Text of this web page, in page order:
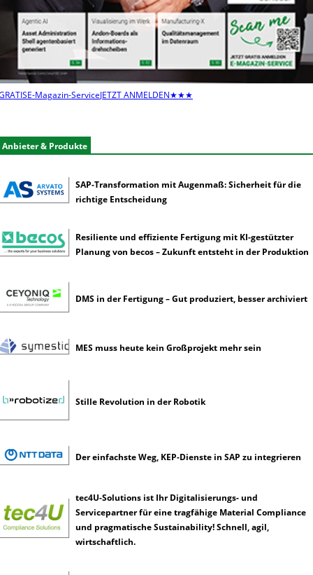
n
s
e
t
e
k
s
t
i
c
I
n
l
g
E-Magazin-ServiceJETZT ANMELDEN★★★
Anbieter & Produkte
SAP-Transformation mit Augenmaß: Sicherheit für die
richtige Entscheidung
Resiliente und effiziente Fertigung mit KI-gestützter
Planung von becos – Zukunft entsteht in der Produktion
DMS in der Fertigung – Gut produziert, besser archiviert
MES muss heute kein Großprojekt mehr sein
Stille Revolution in der Robotik
Der einfachste Weg, KEP-Dienste in SAP zu integrieren
tec4U-Solutions ist Ihr Digitalisierungs- und
Servicepartner für eine tragfähige Material Compliance
und pragmatische Sustainability! Schnell, agil,
wirtschaftlich.